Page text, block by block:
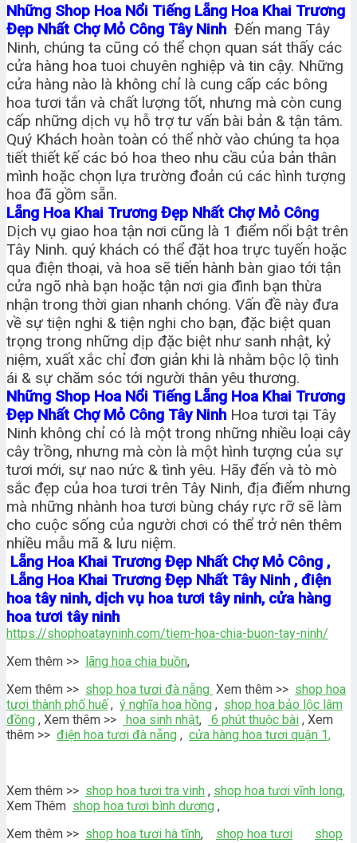
Những Shop Hoa Nổi Tiếng Lẵng Hoa Khai Trương
Đẹp Nhất Chợ Mỏ Công Tây Ninh Đến mang Tây
Ninh, chúng ta cũng có thể chọn quan sát thấy các
cửa hàng hoa tuoi chuyên nghiệp và tin cậy. Những
cửa hàng nào là không chỉ là cung cấp các bông
hoa tươi tắn và chất lượng tốt, nhưng mà còn cung
cấp những dịch vụ hỗ trợ tư vấn bài bản & tận tâm.
Quý Khách hoàn toàn có thể nhờ vào chúng ta họa
tiết thiết kế các bó hoa theo nhu cầu của bản thân
mình hoặc chọn lựa trường đoản cú các hình tượng
hoa đã gồm sẵn.
Lẵng Hoa Khai Trương Đẹp Nhất Chợ Mỏ Công
Dịch vụ giao hoa tận nơi cũng là 1 điểm nổi bật trên
Tây Ninh. quý khách có thể đặt hoa trực tuyến hoặc
qua điện thoại, và hoa sẽ tiến hành bàn giao tới tận
cửa ngõ nhà bạn hoặc tận nơi gia đình bạn thừa
nhận trong thời gian nhanh chóng. Vấn đề này đưa
về sự tiện nghi & tiện nghi cho bạn, đặc biệt quan
trọng trong những dịp đặc biệt như sanh nhật, kỷ
niệm, xuất xắc chỉ đơn giản khi là nhằm bộc lộ tình
ái & sự chăm sóc tới người thân yêu thương.
Những Shop Hoa Nổi Tiếng Lẵng Hoa Khai Trương
Đẹp Nhất Chợ Mỏ Công Tây Ninh Hoa tươi tại Tây
Ninh không chỉ có là một trong những nhiều loại cây
cây trồng, nhưng mà còn là một hình tượng của sự
tươi mới, sự nao nức & tình yêu. Hãy đến và tò mò
sắc đẹp của hoa tươi trên Tây Ninh, địa điểm nhưng
mà những nhành hoa tươi bùng cháy rực rỡ sẽ làm
cho cuộc sống của người chơi có thể trở nên thêm
nhiều mẫu mã & lưu niệm.
Lẵng Hoa Khai Trương Đẹp Nhất Chợ Mỏ Công ,
Lẵng Hoa Khai Trương Đẹp Nhất Tây Ninh , điện
hoa tây ninh, dịch vụ hoa tươi tây ninh, cửa hàng
hoa tươi tây ninh
https://shophoatayninh.com/tiem-hoa-chia-buon-tay-ninh/
Xem thêm >> lãng hoa chia buồn,
Xem thêm >> shop hoa tươi đà nẵng Xem thêm >> shop hoa
tươi thành phố huế, ý nghĩa hoa hồng , shop hoa bảo lộc lâm
đồng , Xem thêm >> hoa sinh nhật, 6 phút thuộc bài , Xem
thêm >> điện hoa tươi đà nẵng , cửa hàng hoa tươi quận 1,
Xem thêm >> shop hoa tươi tra vinh , shop hoa tươi vĩnh long,
Xem Thêm shop hoa tươi bình dương ,
Xem thêm >> shop hoa tươi hà tĩnh, shop hoa tươi
shop